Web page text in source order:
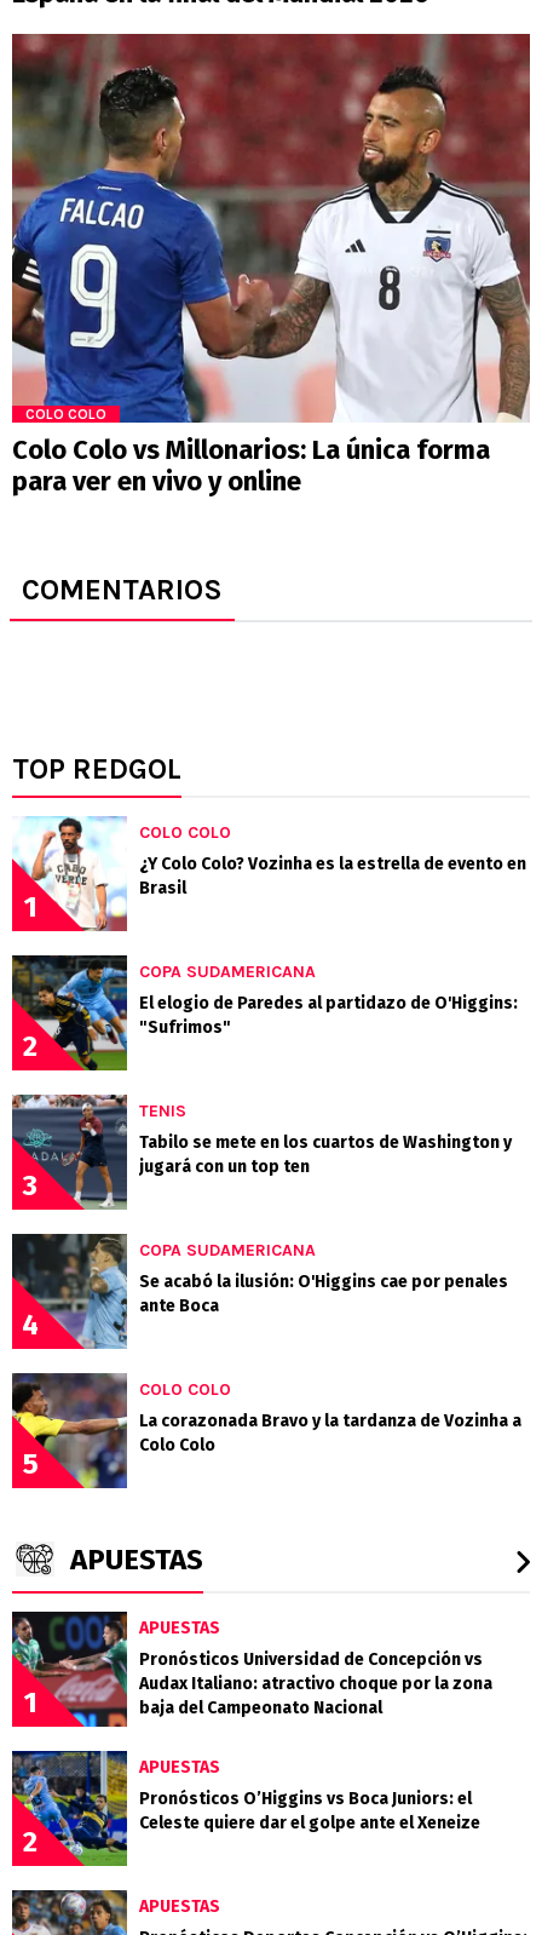
COLO COLO
Colo Colo vs Millonarios: La única forma
para ver en vivo y online
COMENTARIOS
TOP REDGOL
1
COLO COLO
¿Y Colo Colo? Vozinha es la estrella de evento en
Brasil
2
COPA SUDAMERICANA
El elogio de Paredes al partidazo de O'Higgins:
"Sufrimos"
3
TENIS
Tabilo se mete en los cuartos de Washington y
jugará con un top ten
4
COPA SUDAMERICANA
Se acabó la ilusión: O'Higgins cae por penales
ante Boca
5
COLO COLO
La corazonada Bravo y la tardanza de Vozinha a
Colo Colo
APUESTAS
1
APUESTAS
Pronósticos Universidad de Concepción vs
Audax Italiano: atractivo choque por la zona
baja del Campeonato Nacional
2
APUESTAS
Pronósticos O’Higgins vs Boca Juniors: el
Celeste quiere dar el golpe ante el Xeneize
APUESTAS